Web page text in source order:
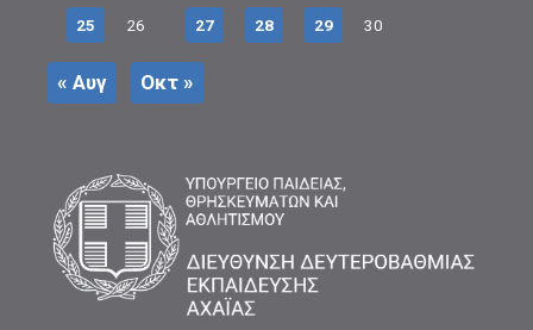
25 26 27 28 29 30
« Αυγ Οκτ »